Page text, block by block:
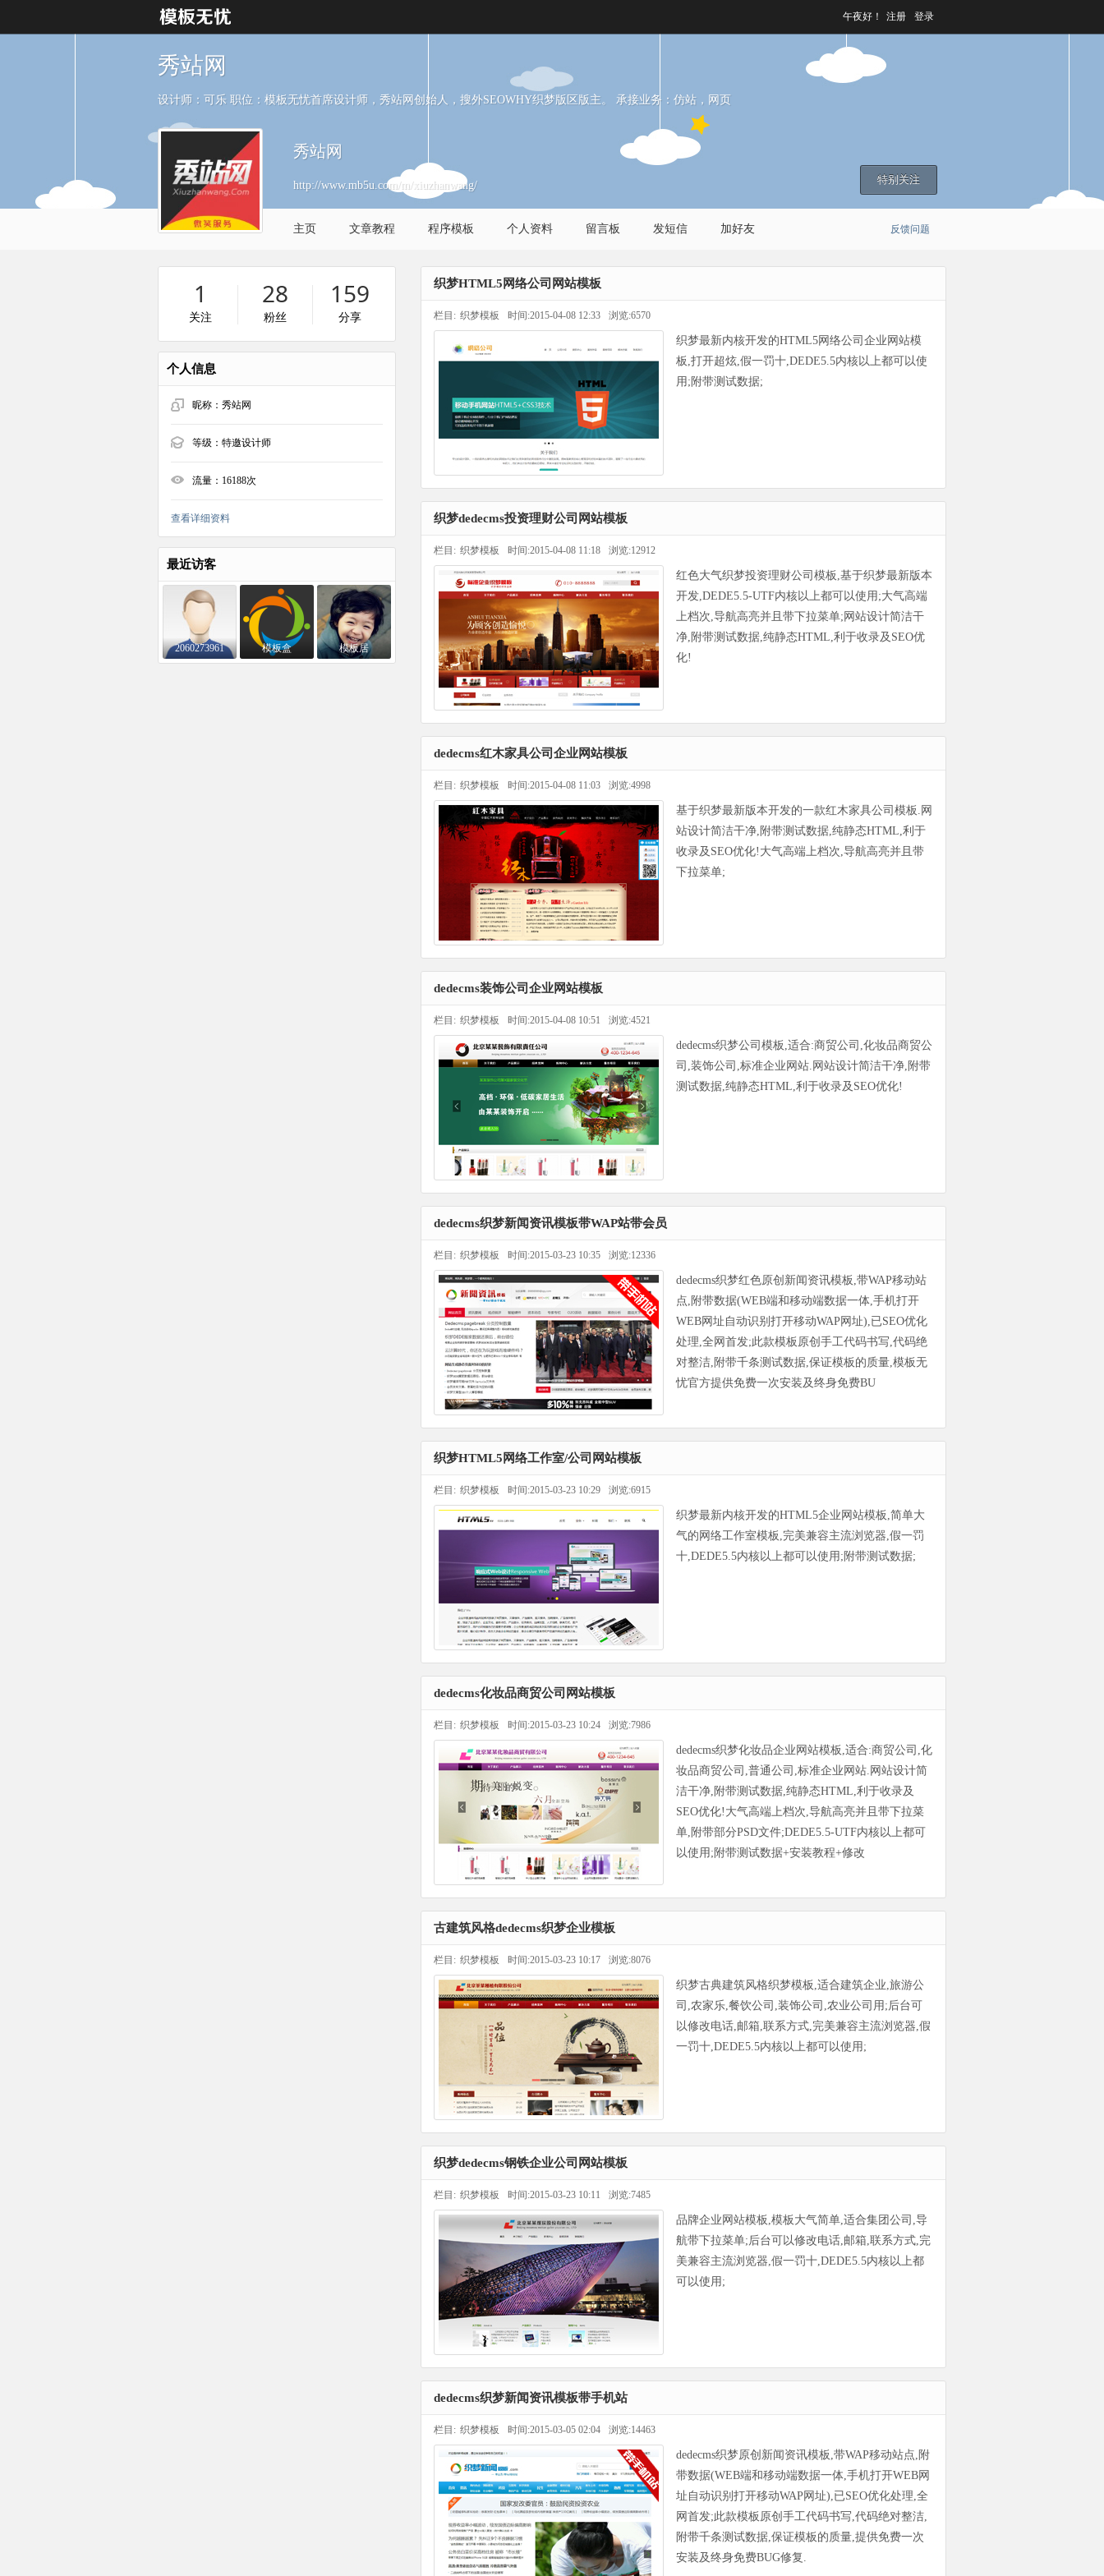
午夜好！ 注册 登录
秀站网
设计师：可乐 职位：模板无忧首席设计师，秀站网创始人，搜外SEOWHY织梦版区版主。 承接业务：仿站，网页
秀站网
http://www.mb5u.com/m/xiuzhanwang/ 特别关注
主页 文章教程 程序模板 个人资料 留言板 发短信 加好友 反馈问题
1
关注
28
粉丝
159
分享
个人信息
昵称： 秀站网
等级： 特邀设计师
流量： 16188次
查看详细资料
最近访客
2060273961 模板盒 模板居
织梦HTML5网络公司网站模板
栏目: 织梦模板 时间:2015-04-08 12:33 浏览:6570
织梦最新内核开发的HTML5网络公司企业网站模
板,打开超炫,假一罚十,DEDE5.5内核以上都可以使
用;附带测试数据;
织梦dedecms投资理财公司网站模板
栏目: 织梦模板 时间:2015-04-08 11:18 浏览:12912
红色大气织梦投资理财公司模板,基于织梦最新版本
开发,DEDE5.5-UTF内核以上都可以使用;大气高端
上档次,导航高亮并且带下拉菜单;网站设计简洁干
净,附带测试数据,纯静态HTML,利于收录及SEO优
化!
dedecms红木家具公司企业网站模板
栏目: 织梦模板 时间:2015-04-08 11:03 浏览:4998
基于织梦最新版本开发的一款红木家具公司模板.网
站设计简洁干净,附带测试数据,纯静态HTML,利于
收录及SEO优化!大气高端上档次,导航高亮并且带
下拉菜单;
dedecms装饰公司企业网站模板
栏目: 织梦模板 时间:2015-04-08 10:51 浏览:4521
dedecms织梦公司模板,适合:商贸公司,化妆品商贸公
司,装饰公司,标准企业网站.网站设计简洁干净,附带
测试数据,纯静态HTML,利于收录及SEO优化!
dedecms织梦新闻资讯模板带WAP站带会员
栏目: 织梦模板 时间:2015-03-23 10:35 浏览:12336
dedecms织梦红色原创新闻资讯模板,带WAP移动站
点,附带数据(WEB端和移动端数据一体,手机打开
WEB网址自动识别打开移动WAP网址),已SEO优化
处理,全网首发;此款模板原创手工代码书写,代码绝
对整洁,附带千条测试数据,保证模板的质量,模板无
忧官方提供免费一次安装及终身免费BU
织梦HTML5网络工作室/公司网站模板
栏目: 织梦模板 时间:2015-03-23 10:29 浏览:6915
织梦最新内核开发的HTML5企业网站模板,简单大
气的网络工作室模板,完美兼容主流浏览器,假一罚
十,DEDE5.5内核以上都可以使用;附带测试数据;
dedecms化妆品商贸公司网站模板
栏目: 织梦模板 时间:2015-03-23 10:24 浏览:7986
dedecms织梦化妆品企业网站模板,适合:商贸公司,化
妆品商贸公司,普通公司,标准企业网站.网站设计简
洁干净,附带测试数据,纯静态HTML,利于收录及
SEO优化!大气高端上档次,导航高亮并且带下拉菜
单,附带部分PSD文件;DEDE5.5-UTF内核以上都可
以使用;附带测试数据+安装教程+修改
古建筑风格dedecms织梦企业模板
栏目: 织梦模板 时间:2015-03-23 10:17 浏览:8076
织梦古典建筑风格织梦模板,适合建筑企业,旅游公
司,农家乐,餐饮公司,装饰公司,农业公司用;后台可
以修改电话,邮箱,联系方式,完美兼容主流浏览器,假
一罚十,DEDE5.5内核以上都可以使用;
织梦dedecms钢铁企业公司网站模板
栏目: 织梦模板 时间:2015-03-23 10:11 浏览:7485
品牌企业网站模板,模板大气简单,适合集团公司,导
航带下拉菜单;后台可以修改电话,邮箱,联系方式,完
美兼容主流浏览器,假一罚十,DEDE5.5内核以上都
可以使用;
dedecms织梦新闻资讯模板带手机站
栏目: 织梦模板 时间:2015-03-05 02:04 浏览:14463
dedecms织梦原创新闻资讯模板,带WAP移动站点,附
带数据(WEB端和移动端数据一体,手机打开WEB网
址自动识别打开移动WAP网址),已SEO优化处理,全
网首发;此款模板原创手工代码书写,代码绝对整洁,
附带千条测试数据,保证模板的质量,提供免费一次
安装及终身免费BUG修复.